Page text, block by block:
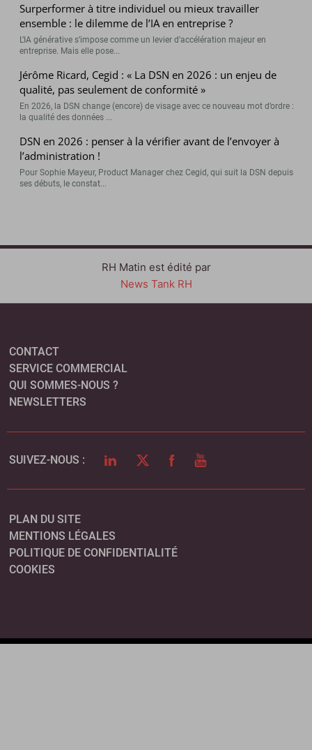
Surperformer à titre individuel ou mieux travailler
ensemble : le dilemme de l’IA en entreprise ?
L’IA générative s’impose comme un levier d’accélération majeur en
entreprise. Mais elle pose...
Jérôme Ricard, Cegid : « La DSN en 2026 : un enjeu de
qualité, pas seulement de conformité »
En 2026, la DSN change (encore) de visage avec ce nouveau mot d’ordre :
la qualité des données ...
DSN en 2026 : penser à la vérifier avant de l’envoyer à
l’administration !
Pour Sophie Mayeur, Product Manager chez Cegid, qui suit la DSN depuis
ses débuts, le constat...
RH Matin est édité par
News Tank RH
CONTACT
SERVICE COMMERCIAL
QUI SOMMES-NOUS ?
NEWSLETTERS
SUIVEZ-NOUS : LINKEDINTWITTERFACEBOOK
YOUTUBE
PLAN DU SITE
MENTIONS LÉGALES
POLITIQUE DE CONFIDENTIALITÉ
COOKIES